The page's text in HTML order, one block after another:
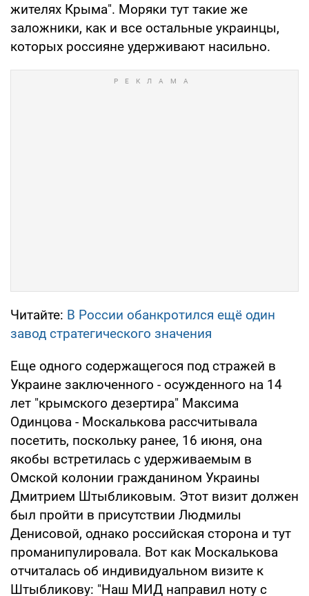
жителях Крыма". Моряки тут такие же
заложники, как и все остальные украинцы,
которых россияне удерживают насильно.
Читайте: В России обанкротился ещё один
завод стратегического значения
Еще одного содержащегося под стражей в
Украине заключенного - осужденного на 14
лет "крымского дезертира" Максима
Одинцова - Москалькова рассчитывала
посетить, поскольку ранее, 16 июня, она
якобы встретилась с удерживаемым в
Омской колонии гражданином Украины
Дмитрием Штыбликовым. Этот визит должен
был пройти в присутствии Людмилы
Денисовой, однако российская сторона и тут
проманипулировала. Вот как Москалькова
отчиталась об индивидуальном визите к
Штыбликову: "Наш МИД направил ноту с